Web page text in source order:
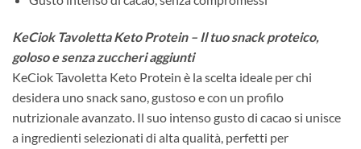
KeCiok Tavoletta Keto Protein – Il tuo snack proteico,
goloso e senza zuccheri aggiunti
KeCiok Tavoletta Keto Protein è la scelta ideale per chi
desidera uno snack sano, gustoso e con un profilo
nutrizionale avanzato. Il suo intenso gusto di cacao si unisce
a ingredienti selezionati di alta qualità, perfetti per